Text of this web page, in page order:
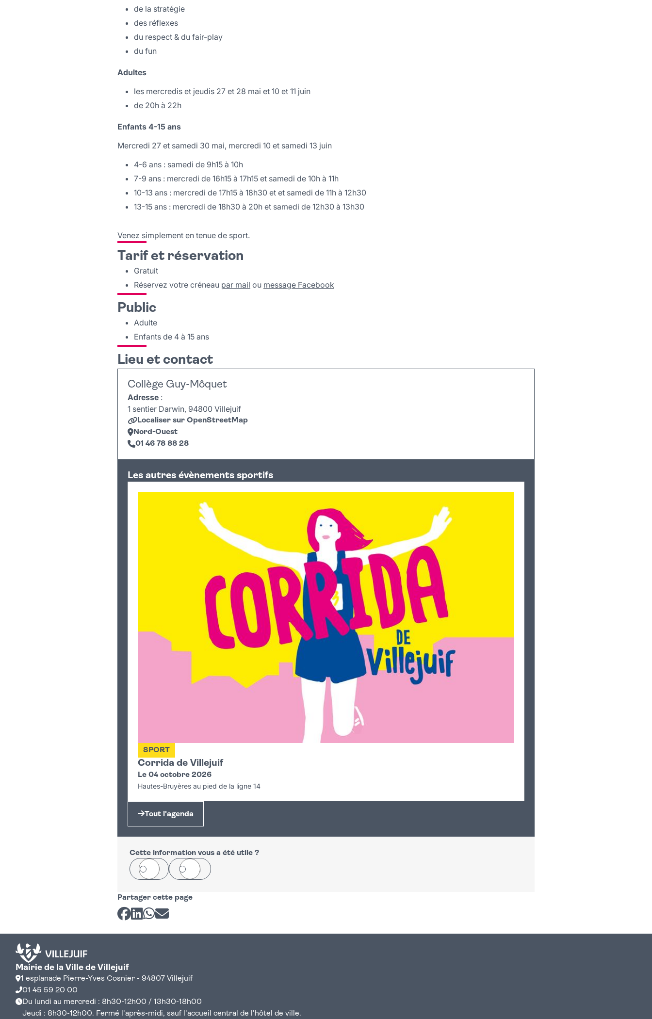
de la stratégie
des réflexes
du respect & du fair-play
du fun
Adultes
les mercredis et jeudis 27 et 28 mai et 10 et 11 juin
de 20h à 22h
Enfants 4-15 ans
Mercredi 27 et samedi 30 mai, mercredi 10 et samedi 13 juin
4-6 ans : samedi de 9h15 à 10h
7-9 ans : mercredi de 16h15 à 17h15 et samedi de 10h à 11h
10-13 ans : mercredi de 17h15 à 18h30 et et samedi de 11h à 12h30
13-15 ans : mercredi de 18h30 à 20h et samedi de 12h30 à 13h30
Venez simplement en tenue de sport.
Tarif et réservation
Gratuit
Réservez votre créneau par mail ou message Facebook
Public
Adulte
Enfants de 4 à 15 ans
Lieu et contact
Collège Guy-Môquet
Adresse :
1 sentier Darwin, 94800 Villejuif
Localiser sur OpenStreetMap
Nord-Ouest
01 46 78 88 28
+
−
Les autres évènements sportifs
Corrida de Villejuif
SPORT
Le 04 octobre 2026
Hautes-Bruyères au pied de la ligne 14
Tout l'agenda
Cette information vous a été utile ?
Oui Non
Partager cette page
Partager sur Facebook
Partager sur LinkedIn
Partager sur Whatsapp
Partager par courriel
Mairie de la Ville de Villejuif
1 esplanade Pierre-Yves Cosnier - 94807 Villejuif
01 45 59 20 00
Du lundi au mercredi : 8h30-12h00 / 13h30-18h00
Jeudi : 8h30-12h00. Fermé l'après-midi, sauf l'accueil central de l'hôtel de ville.